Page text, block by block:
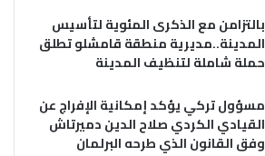
بالتزامن مع الذكرى المئوية لتأسيس
المدينة..مديرية منطقة قامشلو تطلق
حملة شاملة لتنظيف المدينة
مسؤول تركي يؤكد إمكانية الإفراج عن
القيادي الكردي صلاح الدين دميرتاش
وفق القانون الذي طرحه البرلمان